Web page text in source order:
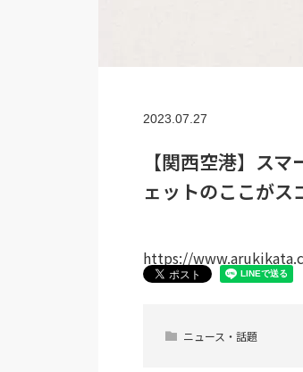
2023.07.27
【関西空港】ス
ェットのここがス
https://
ニュース・話題